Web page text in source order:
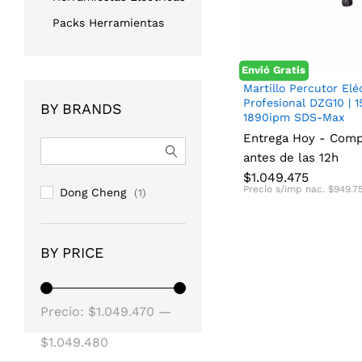
Envió Gratis
Martillo Percutor
Profesional DZG10 |
1890ipm SDS-Max
Entrega Hoy -
antes de las 12h
$1.049.475
Precio s/imp nac. $
$1.049.475
Packs Herramientas
BY BRANDS
Dong Cheng (1)
BY PRICE
Precio: $1.049.470 —
$1.049.480